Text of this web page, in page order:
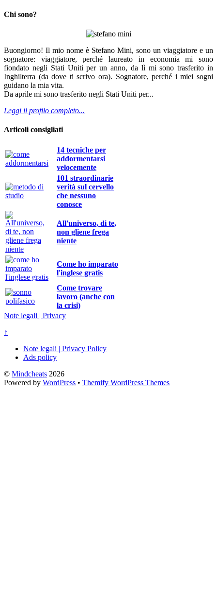
Chi sono?
Buongiorno! Il mio nome è Stefano Mini, sono un viaggiatore e un
sognatore: viaggiatore, perché laureato in economia mi sono
fiondato negli Stati Uniti per un anno, da lì mi sono trasferito in
Inghilterra (da dove ti scrivo ora). Sognatore, perché i miei sogni
guidano la mia vita.
Da aprile mi sono trasferito negli Stati Uniti per...
Leggi il profilo completo...
Articoli consigliati
14 tecniche per
addormentarsi
velocemente
101 straordinarie
verità sul cervello
che nessuno
conosce
All'universo, di te,
non gliene frega
niente
Come ho imparato
l'inglese gratis
Come trovare
lavoro (anche con
la crisi)
Note legali | Privacy
↑
Note legali | Privacy Policy
Ads policy
© Mindcheats 2026
Powered by WordPress • Themify WordPress Themes